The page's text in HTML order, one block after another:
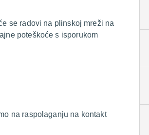
se radovi na plinskoj mreži na
poteškoće s isporukom
na raspolaganju na kontakt